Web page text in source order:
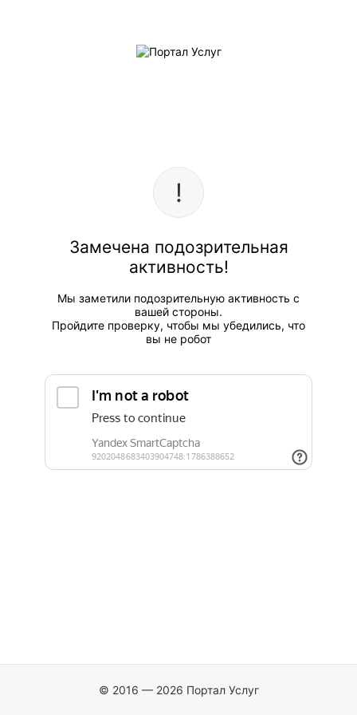
Замечена подозрительная
активность!
Мы заметили подозрительную активность с
вашей стороны.
Пройдите проверку, чтобы мы убедились, что
вы не робот
© 2016 — 2026 Портал Услуг